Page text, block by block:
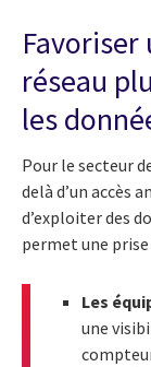
réseau
les
Pour le secteur
delà d’un accès
d’exploiter des
permet une
Les
une